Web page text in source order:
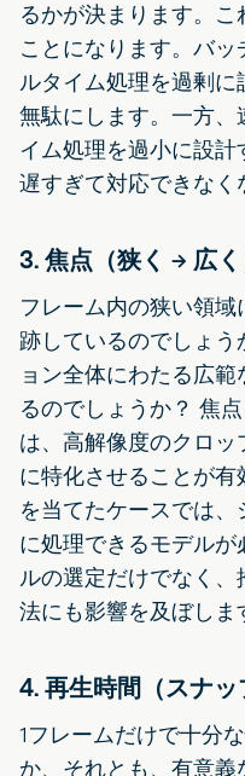
るかが決まります。
ことになります。バ
ルタイム処理を過剰
無駄にします。一方、
イム処理を過小に設
遅すぎて対応できなく
3. 焦点（狭く → 広く
フレーム内の狭い領
跡しているのでしょ
ョン全体にわたる広
るのでしょうか？ 焦
は、高解像度のクロ
に特化させることが
を当てたケースでは
に処理できるモデル
ルの選定だけでなく
法にも影響を及ぼしま
4. 再生時間（スナッ
1フレームだけで十分
か、それとも、有意